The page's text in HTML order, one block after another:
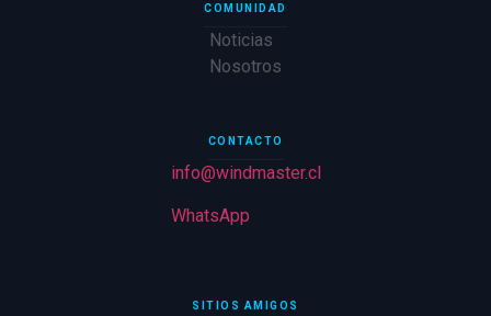
COMUNIDAD
Noticias
Nosotros
CONTACTO
info@windmaster.cl
WhatsApp
SITIOS AMIGOS